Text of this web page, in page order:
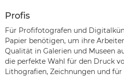
Profis
Für Profifotografen und
Papier benötigen, um ihre
Qualität in Galerien und Museen
die perfekte Wahl für den Druck
Lithografien, Zeichnungen und